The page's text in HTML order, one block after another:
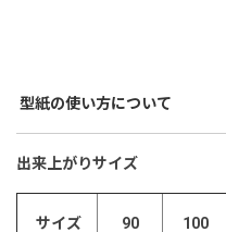
型紙の使い方について
出来上がりサイズ
サイズ 90 100